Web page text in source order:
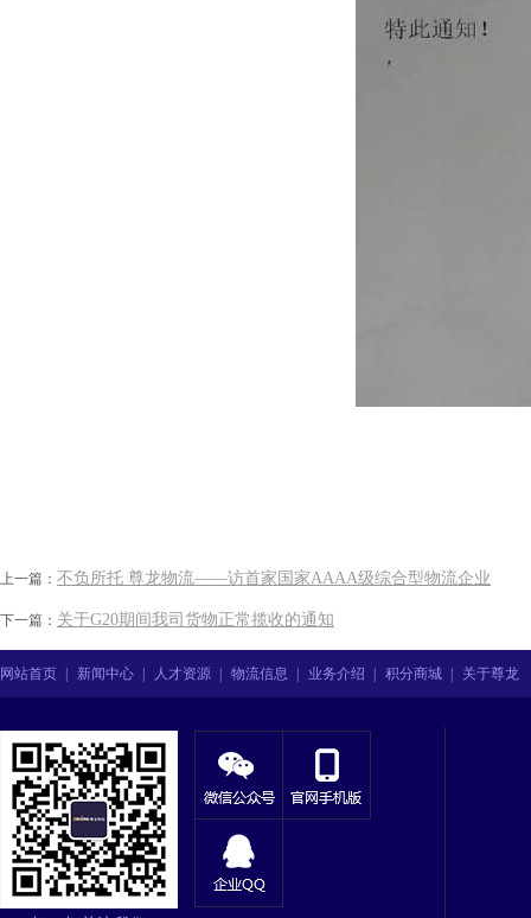
上一篇： 不负所托 尊龙物流——访首家国家AAAA级综合型物流企业
下一篇： 关于G20期间我司货物正常揽收的通知
网站首页 新闻中心 人才资源 物流信息 业务介绍 积分商城 关于尊龙